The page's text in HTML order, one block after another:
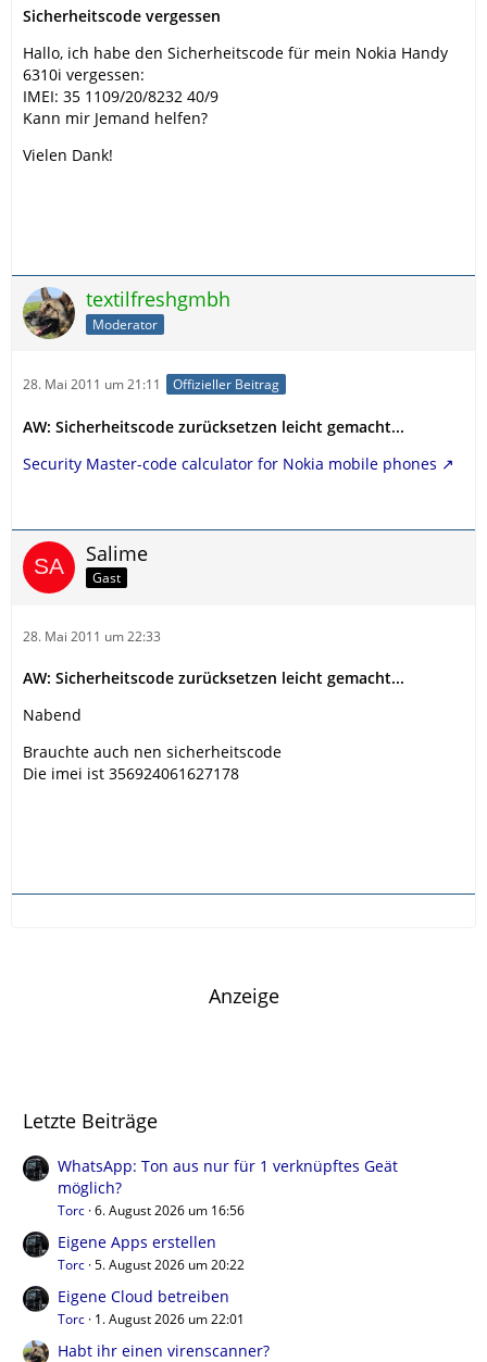
Sicherheitscode vergessen
Hallo, ich habe den Sicherheitscode für mein Nokia Handy
6310i vergessen:
IMEI: 35 1109/20/8232 40/9
Kann mir Jemand helfen?
Vielen Dank!
textilfreshgmbh
Moderator
28. Mai 2011 um 21:11 Offizieller Beitrag
AW: Sicherheitscode zurücksetzen leicht gemacht...
Security Master-code calculator for Nokia mobile phones
Salime
Gast
28. Mai 2011 um 22:33
AW: Sicherheitscode zurücksetzen leicht gemacht...
Nabend
Brauchte auch nen sicherheitscode
Die imei ist 356924061627178
Anzeige
Letzte Beiträge
WhatsApp: Ton aus nur für 1 verknüpftes Geät
möglich?
Torc 6. August 2026 um 16:56
Eigene Apps erstellen
Torc 5. August 2026 um 20:22
Eigene Cloud betreiben
Torc 1. August 2026 um 22:01
Habt ihr einen virenscanner?